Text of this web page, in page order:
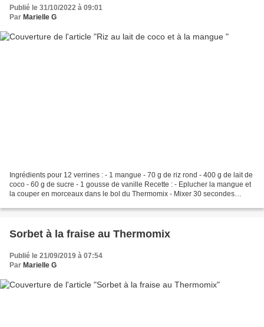
Publié le 31/10/2022 à 09:01
Par Marielle G
Ingrédients pour 12 verrines : - 1 mangue - 70 g de riz rond - 400 g de lait de
coco - 60 g de sucre - 1 gousse de vanille Recette : - Eplucher la mangue et
la couper en morceaux dans le bol du Thermomix - Mixer 30 secondes
Sorbet à la fraise au Thermomix
Publié le 21/09/2019 à 07:54
Par Marielle G